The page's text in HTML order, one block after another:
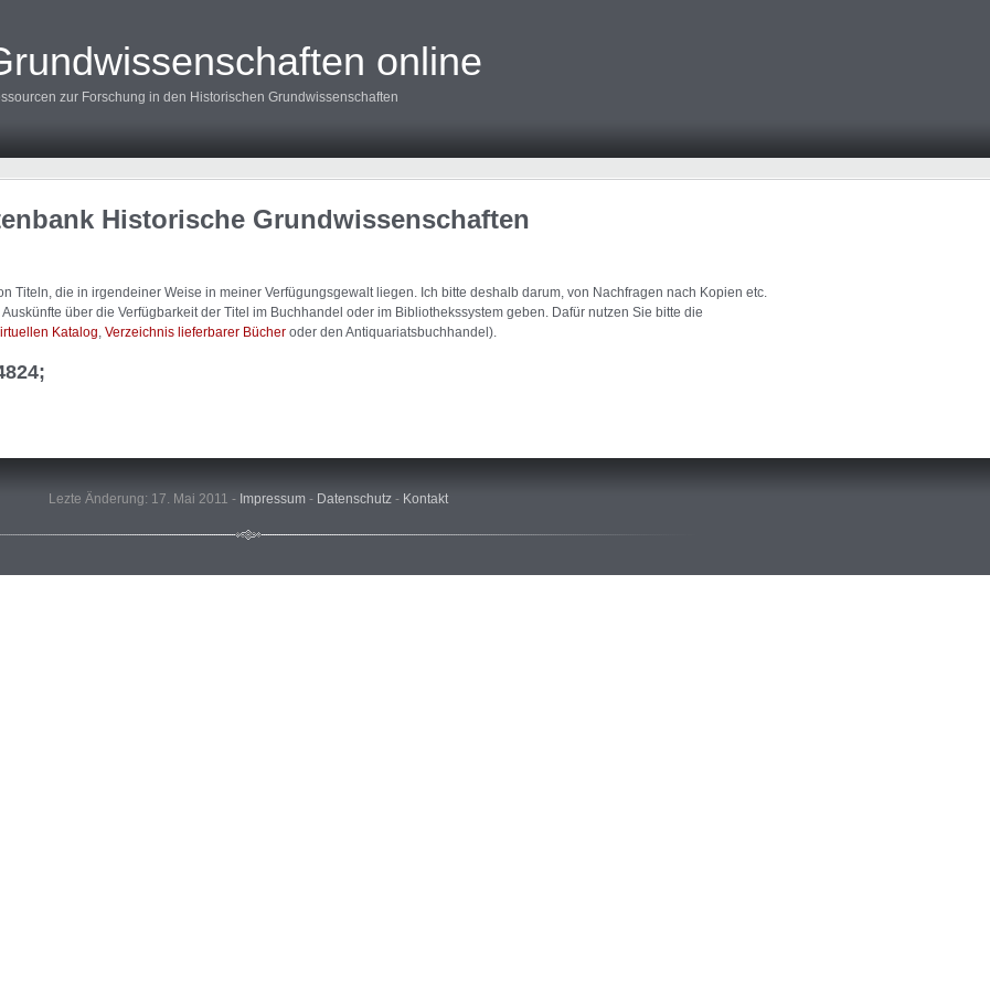
online
zur Forschung in den Historischen Grundwissenschaften
Historische Grundwissenschaften
Titeln, die in irgendeiner Weise in meiner Verfügungsgewalt liegen. Ich bitte deshalb darum, von Nachfragen nach Kopien etc.
über die Verfügbarkeit der Titel im Buchhandel oder im Bibliothekssystem geben. Dafür nutzen Sie bitte die
Katalog Verzeichnis lieferbarer Bücher oder den Antiquariatsbuchhandel).
Lezte Änderung: 17. Mai 2011 - Impressum - Datenschutz - Kontakt